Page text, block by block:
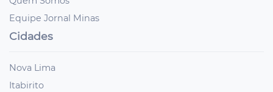
Equipe Jornal Minas
Cidades
Nova Lima
Itabirito